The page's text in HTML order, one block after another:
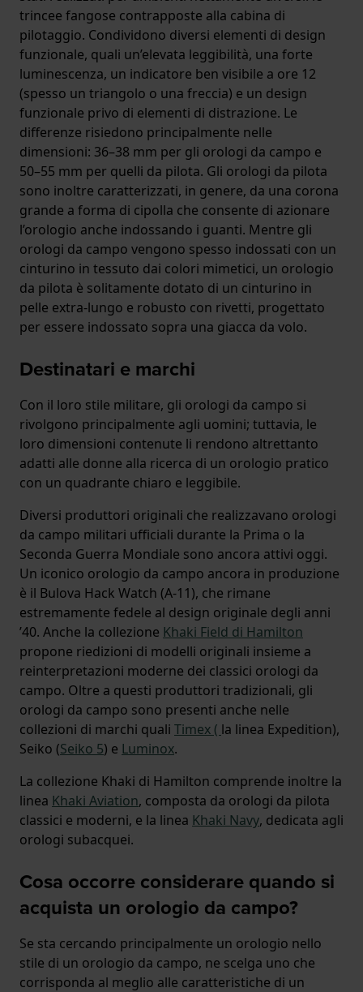
trincee fangose contrapposte alla cabina di
pilotaggio. Condividono diversi elementi di design
funzionale, quali un’elevata leggibilità, una forte
luminescenza, un indicatore ben visibile a ore 12
(spesso un triangolo o una freccia) e un design
funzionale privo di elementi di distrazione. Le
differenze risiedono principalmente nelle
dimensioni: 36–38 mm per gli orologi da campo e
50–55 mm per quelli da pilota. Gli orologi da pilota
sono inoltre caratterizzati, in genere, da una corona
grande a forma di cipolla che consente di azionare
l’orologio anche indossando i guanti. Mentre gli
orologi da campo vengono spesso indossati con un
cinturino in tessuto dai colori mimetici, un orologio
da pilota è solitamente dotato di un cinturino in
pelle extra-lungo e robusto con rivetti, progettato
per essere indossato sopra una giacca da volo.
Destinatari e marchi
Con il loro stile militare, gli orologi da campo si
rivolgono principalmente agli uomini; tuttavia, le
loro dimensioni contenute li rendono altrettanto
adatti alle donne alla ricerca di un orologio pratico
con un quadrante chiaro e leggibile.
Diversi produttori originali che realizzavano orologi
da campo militari ufficiali durante la Prima o la
Seconda Guerra Mondiale sono ancora attivi oggi.
Un iconico orologio da campo ancora in produzione
è il Bulova Hack Watch (A-11), che rimane
estremamente fedele al design originale degli anni
’40. Anche la collezione Khaki Field di Hamilton
propone riedizioni di modelli originali insieme a
reinterpretazioni moderne dei classici orologi da
campo. Oltre a questi produttori tradizionali, gli
orologi da campo sono presenti anche nelle
collezioni di marchi quali Timex ( la linea Expedition),
Seiko (Seiko 5) e Luminox.
La collezione Khaki di Hamilton comprende inoltre la
linea Khaki Aviation, composta da orologi da pilota
classici e moderni, e la linea Khaki Navy, dedicata agli
orologi subacquei.
Cosa occorre considerare quando si
acquista un orologio da campo?
Se sta cercando principalmente un orologio nello
stile di un orologio da campo, ne scelga uno che
corrisponda al meglio alle caratteristiche di un